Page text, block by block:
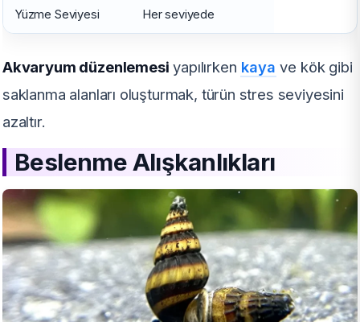
Yüzme Seviyesi Her seviyede
Akvaryum düzenlemesi yapılırken kaya ve kök gibi
saklanma alanları oluşturmak, türün stres seviyesini
azaltır.
Beslenme Alışkanlıkları